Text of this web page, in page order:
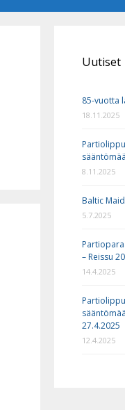
Uutiset
85-vuotta
18.11.2025
8.11.2025
Baltic
5.7.2025
– Reissu
14.4.2025
27.4.2025
12.4.2025